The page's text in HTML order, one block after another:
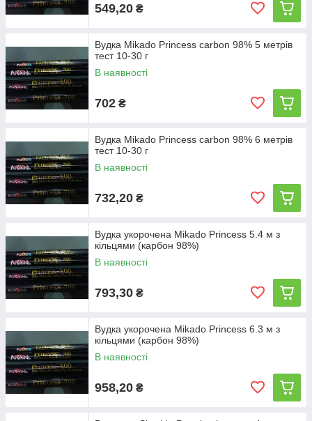
549,20 ₴
Вудка Mikado Princess carbon 98% 5 метрів
тест 10-30 г
В наявності
702 ₴
Вудка Mikado Princess carbon 98% 6 метрів
тест 10-30 г
В наявності
732,20 ₴
Вудка укорочена Mikado Princess 5.4 м з
кільцями (карбон 98%)
В наявності
793,30 ₴
Вудка укорочена Mikado Princess 6.3 м з
кільцями (карбон 98%)
В наявності
958,20 ₴